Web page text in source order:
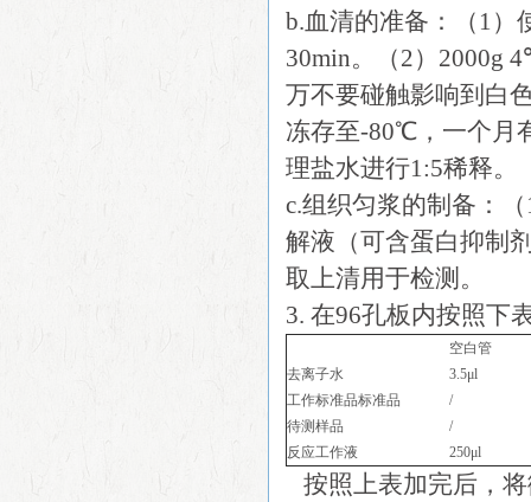
b.血清的准备：（1）
30min。（2）2000g
万不要碰触影响到白
冻存至-80℃，一个月
理盐水进行1:5稀释。
c.组织匀浆的制备：
解液（可含蛋白抑制
取上清用于检测。
3. 在96孔板内按照下
空白管
去离子水
3.5μl
工作标准品标准品
/
待测样品
/
反应工作液
250μl
按照上表加完后，